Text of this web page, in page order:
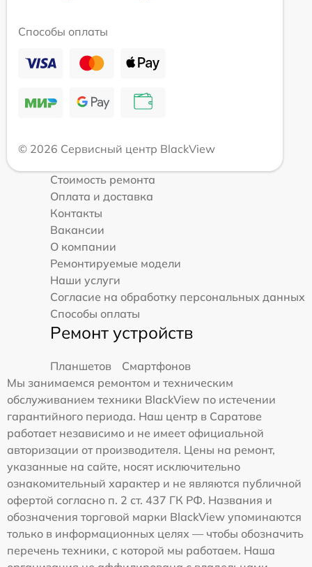
Способы оплаты
© 2026 Сервисный центр BlackView
Стоимость ремонта
Оплата и доставка
Контакты
Вакансии
О компании
Ремонтируемые модели
Наши услуги
Согласие на обработку персональных данных
Способы оплаты
Ремонт устройств
Планшетов
Смартфонов
Мы занимаемся ремонтом и техническим
обслуживанием техники BlackView по истечении
гарантийного периода. Наш центр в Саратове
работает независимо и не имеет официальной
авторизации от производителя. Цены на ремонт,
указанные на сайте, носят исключительно
ознакомительный характер и не являются публичной
офертой согласно п. 2 ст. 437 ГК РФ. Названия и
обозначения торговой марки BlackView упоминаются
только в информационных целях — чтобы обозначить
перечень техники, с которой мы работаем. Наша